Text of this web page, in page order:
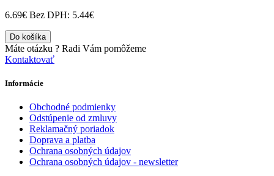
6.69€ Bez DPH: 5.44€
Do košíka
Máte otázku ? Radi Vám pomôžeme
Kontaktovať
Informácie
Obchodné podmienky
Odstúpenie od zmluvy
Reklamačný poriadok
Doprava a platba
Ochrana osobných údajov
Ochrana osobných údajov - newsletter